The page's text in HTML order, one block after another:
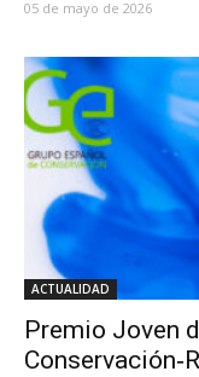
05 de mayo de 2026
ACTUALIDAD
Premio Joven